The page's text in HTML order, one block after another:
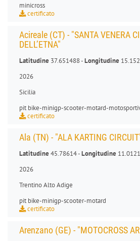
minicross
certificato
Acireale (CT) - "SANTA VENERA
DELL’ETNA"
Latitudine 37.651488 -Longitudine
2026
Sicilia
pit bike-minigp-scooter-motard-
certificato
Ala (TN) - "ALA KARTING
Latitudine45.78614 -Longitudine
2026
Trentino Alto Adige
pit bike-minigp-scooter-motard
certificato
Arenzano (GE) - "MOTOCROSS